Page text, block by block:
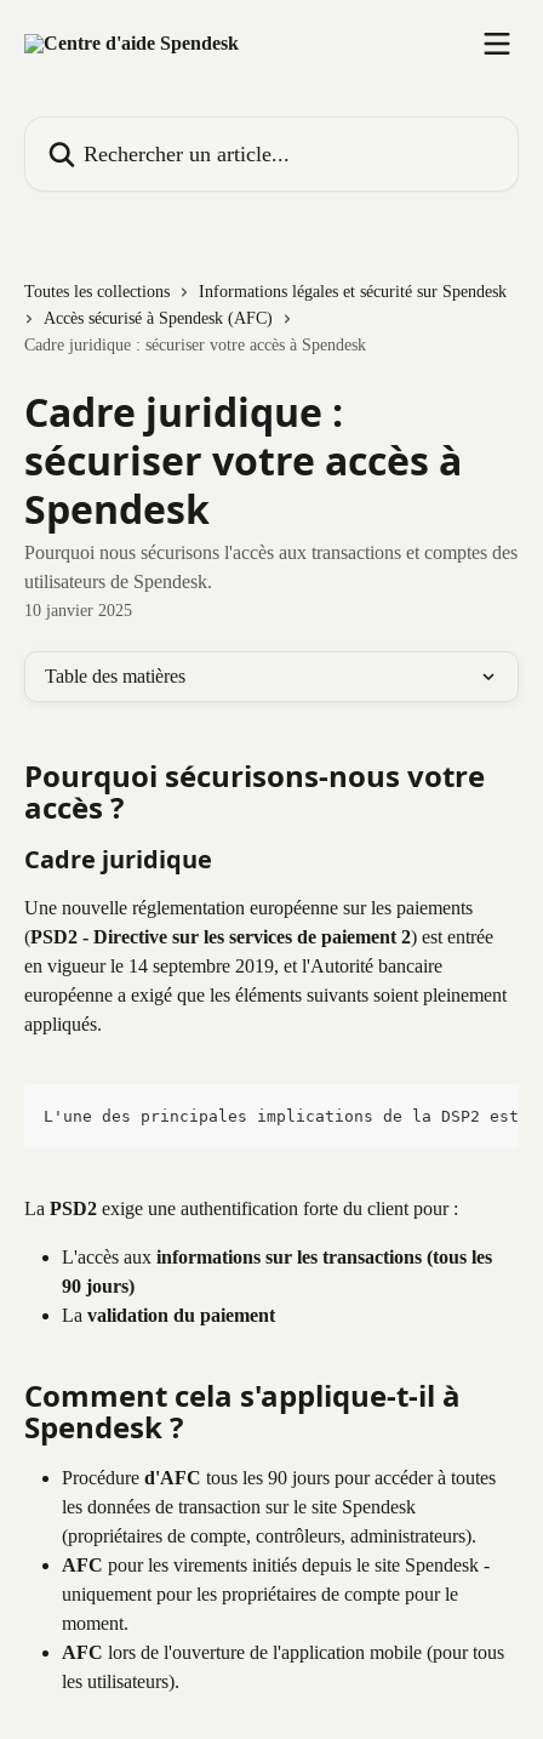
Toutes les collections
Informations légales et sécurité sur Spendesk
Accès sécurisé à Spendesk (AFC)
Cadre juridique : sécuriser votre accès à Spendesk
Cadre juridique :
sécuriser votre accès à
Spendesk
Pourquoi nous sécurisons l'accès aux transactions et comptes des
utilisateurs de Spendesk.
10 janvier 2025
Table des matières
Pourquoi sécurisons-nous votre
accès ?
Cadre juridique
Une nouvelle réglementation européenne sur les paiements
(PSD2 - Directive sur les services de paiement 2) est entrée
en vigueur le 14 septembre 2019, et l'Autorité bancaire
européenne a exigé que les éléments suivants soient pleinement
appliqués.
L'une des principales implications de la DSP2
La PSD2 exige une authentification forte du client pour :
L'accès aux informations sur les transactions (tous les
90 jours)
La validation du paiement
Comment cela s'applique-t-il à
Spendesk ?
Procédure d'AFC tous les 90 jours pour accéder à toutes
les données de transaction sur le site Spendesk
(propriétaires de compte, contrôleurs, administrateurs).
AFC pour les virements initiés depuis le site Spendesk -
uniquement pour les propriétaires de compte pour le
moment.
AFC lors de l'ouverture de l'application mobile (pour tous
les utilisateurs).